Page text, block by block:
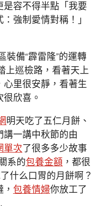
容不得半點「我要
強制愛情對稱！」
裝備“霹雷隆”的運轉
上巡檢路，看著天上
里很安靜，看著生
欣喜。
明天吃了五仁月餅、
一講中秋節的由
單次了很多多少故事
系的包養金額 ，都很
什么口胃的月餅啊？
包養情婦你放工了